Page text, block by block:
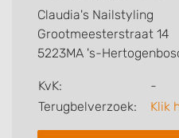
beoordeling of review
Zoekt u een andere
Hertogenbosch
Claudia's Nailstyling
Grootmeesterstraat 14
5223MA 's-
KvK:
-
Terugbelverzoek:
Klik